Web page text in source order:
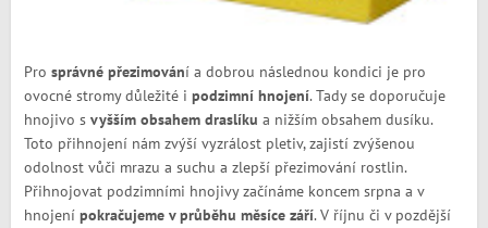
Pro správné přezimování a dobrou následnou kondici je pro
ovocné stromy důležité i podzimní hnojení. Tady se doporučuje
hnojivo s vyšším obsahem draslíku a nižším obsahem dusíku.
Toto přihnojení nám zvýší vyzrálost pletiv, zajistí zvýšenou
odolnost vůči mrazu a suchu a zlepší přezimování rostlin.
Přihnojovat podzimními hnojivy začínáme koncem srpna a v
hnojení pokračujeme v průběhu měsíce září. V říjnu či v pozdější